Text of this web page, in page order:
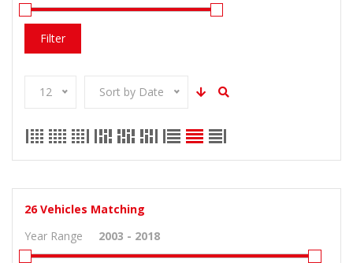
Filter
12 Sort by Date
26 Vehicles Matching
Year Range